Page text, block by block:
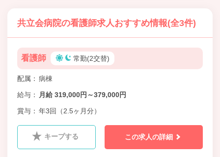
共立会病院の看護師求人おすすめ情報(全3件)
看護師 常勤(2交替)
配属 病棟
給与 月給 319,000円～379,000円
賞与 年3回（2.5ヶ月分）
キープする この求人の詳細